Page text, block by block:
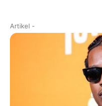
Artikel -